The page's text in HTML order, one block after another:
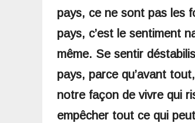
pays, ce ne sont pas les
pays, c’est le sentiment
même. Se sentir
pays, parce qu’avant
notre façon de vivre qui
empêcher tout ce qui